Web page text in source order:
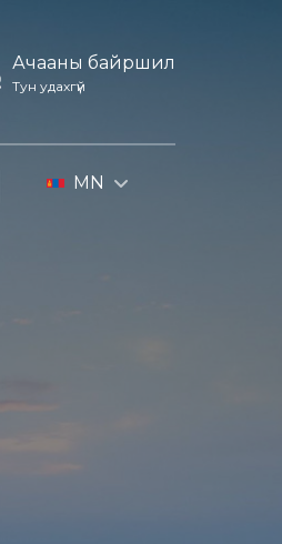
Ачааны байршил
Тун удахгүй
MN